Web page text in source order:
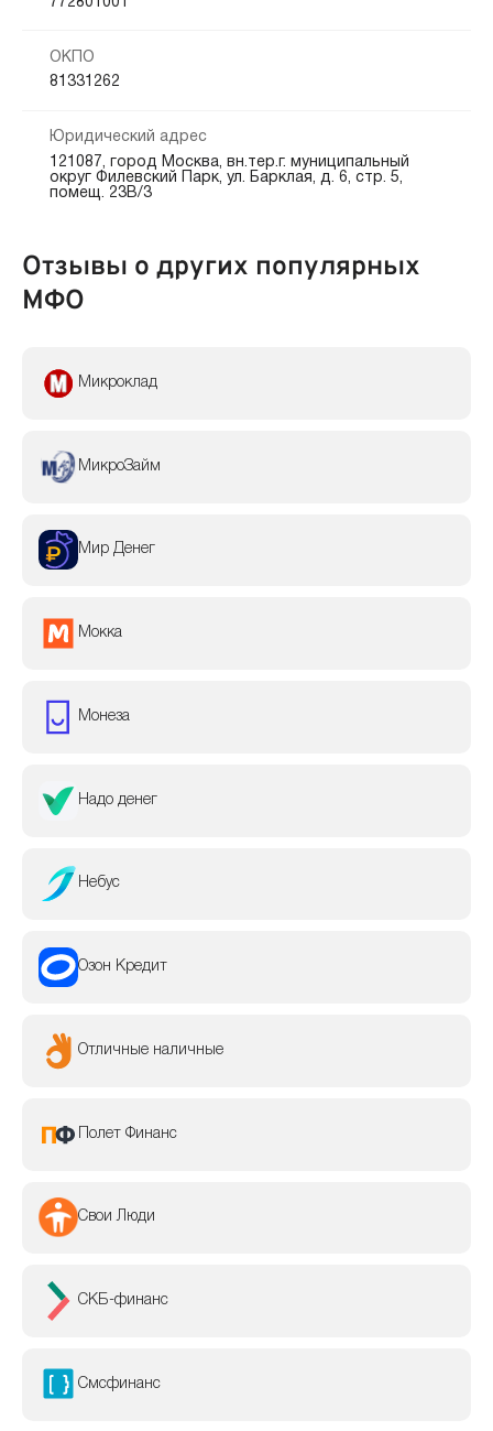
ОКПО
81331262
Юридический адрес
121087, город Москва, вн.тер.г. муниципальный
округ Филевский Парк, ул. Барклая, д. 6, стр. 5,
помещ. 23В/3
Отзывы о других популярных
МФО
Микроклад
МикроЗайм
Мир Денег
Мокка
Монеза
Надо денег
Небус
Озон Кредит
Отличные наличные
Полет Финанс
Свои Люди
СКБ-финанс
Смсфинанс